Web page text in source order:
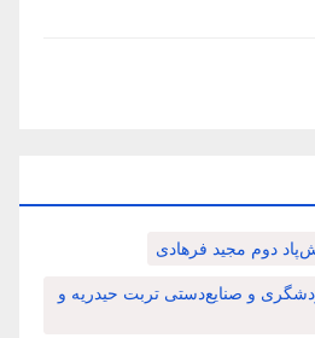
دوم مجید فرهادی
و صنایع‌دستی تربت حیدریه و